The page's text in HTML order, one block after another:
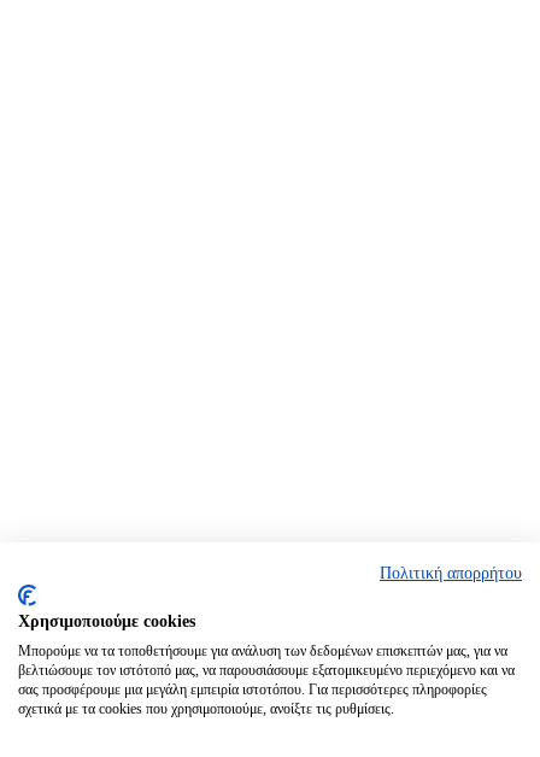
Πολιτική απορρήτου
Χρησιμοποιούμε cookies
Μπορούμε να τα τοποθετήσουμε για ανάλυση των δεδομένων επισκεπτών μας, για να
βελτιώσουμε τον ιστότοπό μας, να παρουσιάσουμε εξατομικευμένο περιεχόμενο και να
σας προσφέρουμε μια μεγάλη εμπειρία ιστοτόπου. Για περισσότερες πληροφορίες
σχετικά με τα cookies που χρησιμοποιούμε, ανοίξτε τις ρυθμίσεις.